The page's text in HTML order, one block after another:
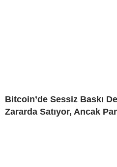
Bitcoin’de Sessiz Baskı
Zararda Satıyor, Ancak